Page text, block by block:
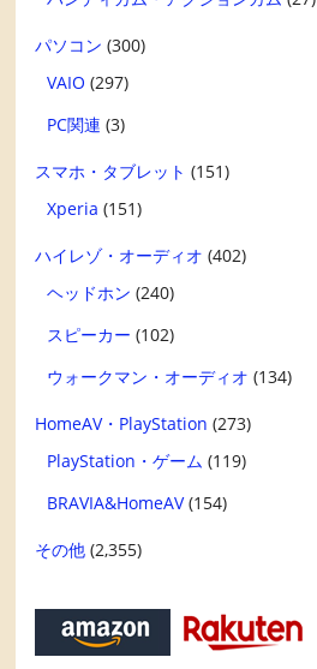
パソコン (300)
VAIO (297)
PC関連 (3)
スマホ・タブレット (151)
Xperia (151)
ハイレゾ・オーディオ (402)
ヘッドホン (240)
スピーカー (102)
ウォークマン・オーディオ (134)
HomeAV・PlayStation (273)
PlayStation・ゲーム (119)
BRAVIA&HomeAV(154)
その他 (2,355)